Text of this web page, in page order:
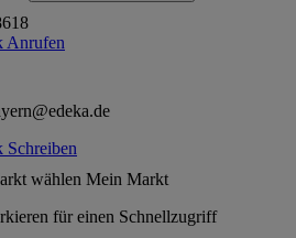
Anrufen
Schreiben
wählen Mein Markt
für einen Schnellzugriff